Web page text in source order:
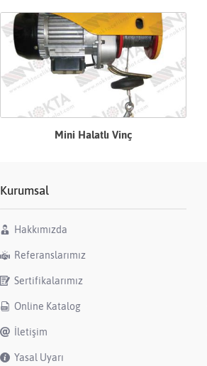
Mini Halatlı Vinç
Kurumsal
Hakkımızda
Referanslarımız
Sertifikalarımız
Online Katalog
İletişim
Yasal Uyarı